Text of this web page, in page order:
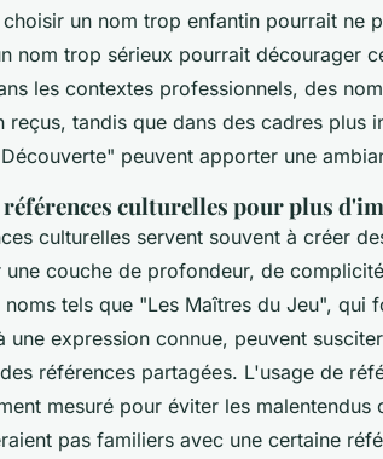
un nom trop enfantin pourrait ne
nom trop sérieux pourrait décourager
les contextes professionnels, des
reçus, tandis que dans des cadres plus
peuvent apporter une
culturelles pour plus
culturelles servent souvent à créer
couche de profondeur, de
tels que "Les Maîtres du Jeu", qui
une expression connue, peuvent
références partagées. L'usage de
mesuré pour éviter les malentendus
pas familiers avec une certaine